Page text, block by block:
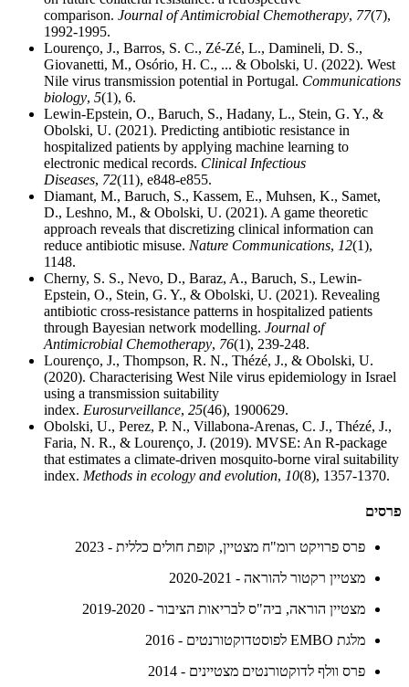
comparison. Journal of Antimicrobial Chemotherapy, 77(7),
1992-1995.
Lourenço, J., Barros, S. C., Zé-Zé, L., Damineli, D. S.,
Giovanetti, M., Osório, H. C., ... & Obolski, U. (2022). West
Nile virus transmission potential in Portugal. Communications
biology, 5(1), 6.
Lewin-Epstein, O., Baruch, S., Hadany, L., Stein, G. Y., &
Obolski, U. (2021). Predicting antibiotic resistance in
hospitalized patients by applying machine learning to
electronic medical records. Clinical Infectious
Diseases, 72(11), e848-e855.
Diamant, M., Baruch, S., Kassem, E., Muhsen, K., Samet,
D., Leshno, M., & Obolski, U. (2021). A game theoretic
approach reveals that discretizing clinical information can
reduce antibiotic misuse. Nature Communications, 12(1),
1148.
Cherny, S. S., Nevo, D., Baraz, A., Baruch, S., Lewin-
Epstein, O., Stein, G. Y., & Obolski, U. (2021). Revealing
antibiotic cross-resistance patterns in hospitalized patients
through Bayesian network modelling. Journal of
Antimicrobial Chemotherapy, 76(1), 239-248.
Lourenço, J., Thompson, R. N., Thézé, J., & Obolski, U.
(2020). Characterising West Nile virus epidemiology in Israel
using a transmission suitability
index. Eurosurveillance, 25(46), 1900629.
Obolski, U., Perez, P. N., Villabona‐Arenas, C. J., Thézé, J.,
Faria, N. R., & Lourenço, J. (2019). MVSE: An R‐package
that estimates a climate‐driven mosquito‐borne viral suitability
index. Methods in ecology and evolution, 10(8), 1357-1370.
פרסים
פרס פרויקט רומ"ח מצטיין, קופת חולים כללית - 2023
מצטיין רקטור להוראה - 2020-2021
מצטיין הוראה, ביה"ס לבריאות הציבור - 2019-2020
מלגת EMBO לפוסטדוקטורנטים - 2016
פרס וולף לדוקטורנטים מצטיינים - 2014